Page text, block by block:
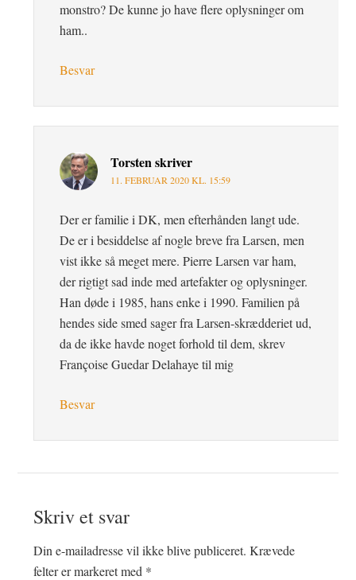
monstro? De kunne jo have flere oplysninger om
ham..
Besvar
Torstenskriver
11. FEBRUAR 2020 KL. 15:59
Der er familie i DK, men efterhånden langt ude.
De er i besiddelse af nogle breve fra Larsen, men
vist ikke så meget mere. Pierre Larsen var ham,
der rigtigt sad inde med artefakter og oplysninger.
Han døde i 1985, hans enke i 1990. Familien på
hendes side smed sager fra Larsen-skrædderiet ud,
da de ikke havde noget forhold til dem, skrev
Françoise Guedar Delahaye til mig
Besvar
Skriv et svar
Din e-mailadresse vil ikke blive publiceret. Krævede
felter er markeret med *